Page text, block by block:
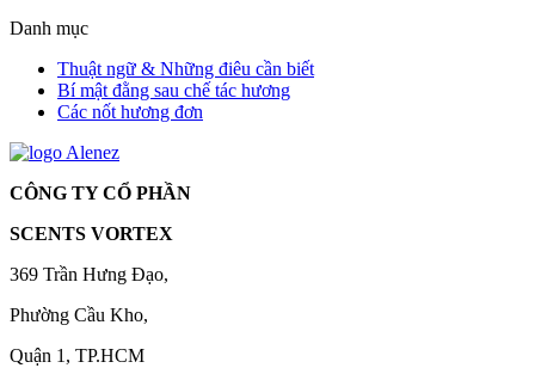
Danh mục
Thuật ngữ & Những điêu cần biết
Bí mật đằng sau chế tác hương
Các nốt hương đơn
CÔNG TY CỔ PHẦN
SCENTS VORTEX
369 Trần Hưng Đạo,
Phường Cầu Kho,
Quận 1, TP.HCM